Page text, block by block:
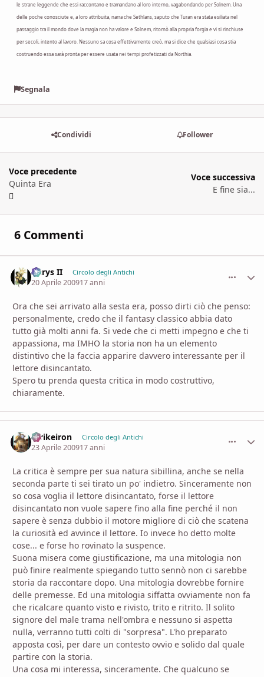
le strane leggende che essi raccontano e tramandano al loro interno, vagabondando per Solnem. Una
delle poche conosciute e, a loro attribuita, narra che Sethlans, saputo che Turan era stata esiliata nel
passaggio tra il mondo dove la magia non ha valore e Solnem, ritornò alla propria forgia e vi si rinchiuse
per secoli, intento al lavoro. Nessuno sa cosa effettivamente creò, ma si dice che qualsiasi cosa stia
costruendo essa sarà pronta per essere usata nei tempi profetizzati da Northia.
Segnala
Condividi Follower
Voce precedente
Quinta Era
Voce successiva
E fine sia...
6 Commenti
Aerys II Circolo degli Antichi
20 Aprile 200917 anni
Ora che sei arrivato alla sesta era, posso dirti ciò che penso:
personalmente, credo che il fantasy classico abbia dato
tutto già molti anni fa. Si vede che ci metti impegno e che ti
appassiona, ma IMHO la storia non ha un elemento
distintivo che la faccia apparire davvero interessante per il
lettore disincantato.
Spero tu prenda questa critica in modo costruttivo,
chiaramente.
Strikeiron Circolo degli Antichi
23 Aprile 200917 anni
La critica è sempre per sua natura sibillina, anche se nella
seconda parte ti sei tirato un po' indietro. Sinceramente non
so cosa voglia il lettore disincantato, forse il lettore
disincantato non vuole sapere fino alla fine perché il non
sapere è senza dubbio il motore migliore di ciò che scatena
la curiosità ed avvince il lettore. Io invece ho detto molte
cose... e forse ho rovinato la suspence.
Suona misera come giustificazione, ma una mitologia non
può finire realmente spiegando tutto sennò non ci sarebbe
storia da raccontare dopo. Una mitologia dovrebbe fornire
delle premesse. Ed una mitologia siffatta ovviamente non fa
che ricalcare quanto visto e rivisto, trito e ritrito. Il solito
signore del male trama nell'ombra e nessuno si aspetta
nulla, verranno tutti colti di "sorpresa". L'ho preparato
apposta così, per dare un contesto ovvio e solido dal quale
partire con la storia.
Una cosa mi interessa, sinceramente. Che qualcuno se